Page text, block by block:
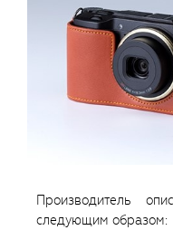
Производитель
следующим образом: